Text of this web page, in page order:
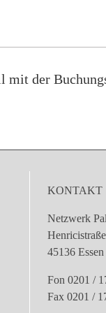
mit der
KONTAKT
Netzwerk
45136 Essen
Fon 0201 /
Fax 0201 /